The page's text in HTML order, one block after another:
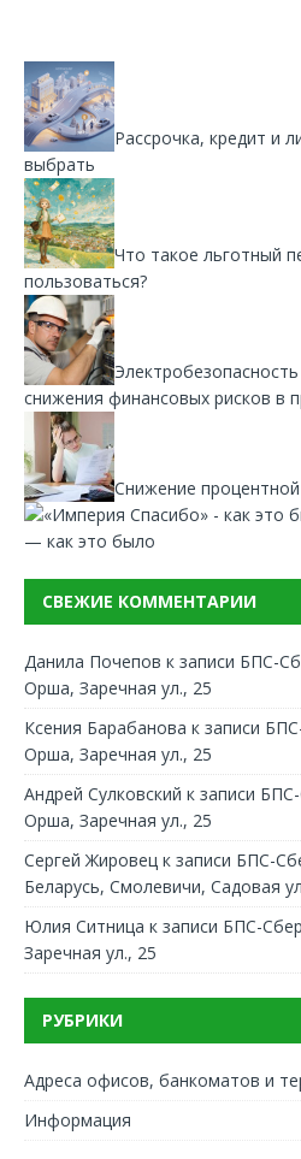
Рассрочка, кредит и
выбрать
Что такое льготный
пользоваться?
снижения финансовых рисков в
Снижение
— как это было
СВЕЖИЕ КОММЕНТАРИИ
Данила Почепов к записи БПС-
Орша, Заречная ул., 25
Ксения Барабанова к записи
Орша, Заречная ул., 25
Андрей Сулковский к записи
Орша, Заречная ул., 25
Сергей Жировец к записи БПС-
Беларусь, Смолевичи, Садовая
Юлия Ситница к записи БПС-
Заречная ул., 25
РУБРИКИ
Адреса офисов, банкоматов и
Информация